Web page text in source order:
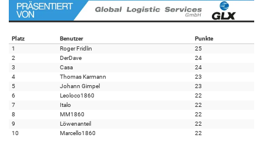
Platz Benutzer
Punkte
1
Roger Fridlin
25
2
DerDave
24
3
Casa
24
4
Thomas Karmann
23
5
Johann Gimpel
23
6
Leoloco1860
22
7
Italo
22
8
MM1860
22
9
Löwenanteil
22
10
Marcello1860 22